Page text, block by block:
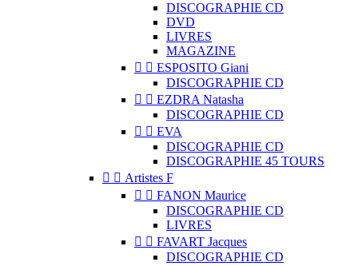
DISCOGRAPHIE CD
DVD
LIVRES
MAGAZINE
  ESPOSITO Giani
DISCOGRAPHIE CD
  EZDRA Natasha
DISCOGRAPHIE CD
  EVA
DISCOGRAPHIE CD
DISCOGRAPHIE 45 TOURS
  Artistes F
  FANON Maurice
DISCOGRAPHIE CD
LIVRES
  FAVART Jacques
DISCOGRAPHIE CD